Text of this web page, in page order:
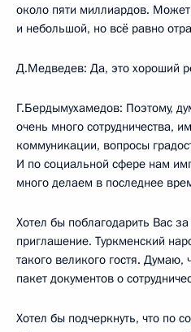
около пяти миллиардов.
и небольшой, но всё равно
Д.Медведев: Да, это хороший
Г.Бердымухамедов: Поэтому,
очень много сотрудничества,
коммуникации, вопросы
И по социальной сфере нам
много делаем в последнее
Хотел бы поблагодарить Вас
приглашение. Туркменский
такого великого гостя.
пакет документов о
Хотел бы подчеркнуть, что по